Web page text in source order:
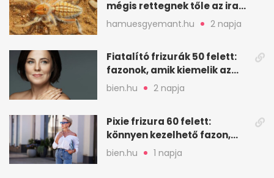
mégis rettegnek tőle az iraki
sivatagban
hamuesgyemant.hu 2 napja
Fiatalító frizurák 50 felett:
fazonok, amik kiemelik az
arcodat
bien.hu 2 napja
Pixie frizura 60 felett:
könnyen kezelhető fazon,
ami karaktert ad
bien.hu 1 napja